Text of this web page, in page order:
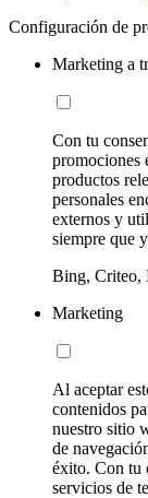
Configuración de
Marketing a
Con tu
promociones
productos
personales
externos y
siempre que
Bing, Criteo,
Marketing
Al aceptar
contenidos
nuestro sitio
de
éxito. Con tu
servicios de